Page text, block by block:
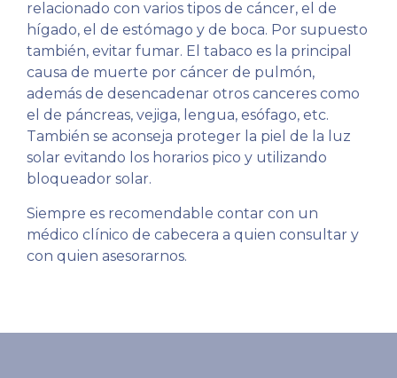
relacionado con varios tipos de cáncer, el de
hígado, el de estómago y de boca. Por supuesto
también, evitar fumar. El tabaco es la principal
causa de muerte por cáncer de pulmón,
además de desencadenar otros canceres como
el de páncreas, vejiga, lengua, esófago, etc.
También se aconseja proteger la piel de la luz
solar evitando los horarios pico y utilizando
bloqueador solar.
Siempre es recomendable contar con un
médico clínico de cabecera a quien consultar y
con quien asesorarnos.